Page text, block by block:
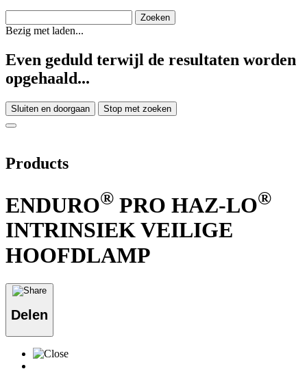
Bezig met laden...
Even geduld terwijl de resultaten worden
opgehaald...
Sluiten en doorgaan Stop met zoeken
Products
ENDURO® PRO HAZ-LO®
INTRINSIEK VEILIGE
HOOFDLAMP
Delen